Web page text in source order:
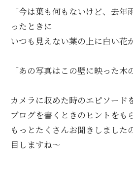
「今は葉も何もないけど、去
ったときに
いつも見えない葉の上に白い花
「あの写真はこの壁に映った木
カメラに収めた時のエピソード
ブログを書くときのヒントをも
もっとたくさんお聞きしました
目しますね～